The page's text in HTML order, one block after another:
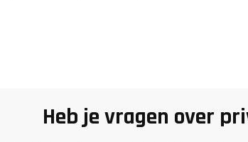
Heb je vragen over